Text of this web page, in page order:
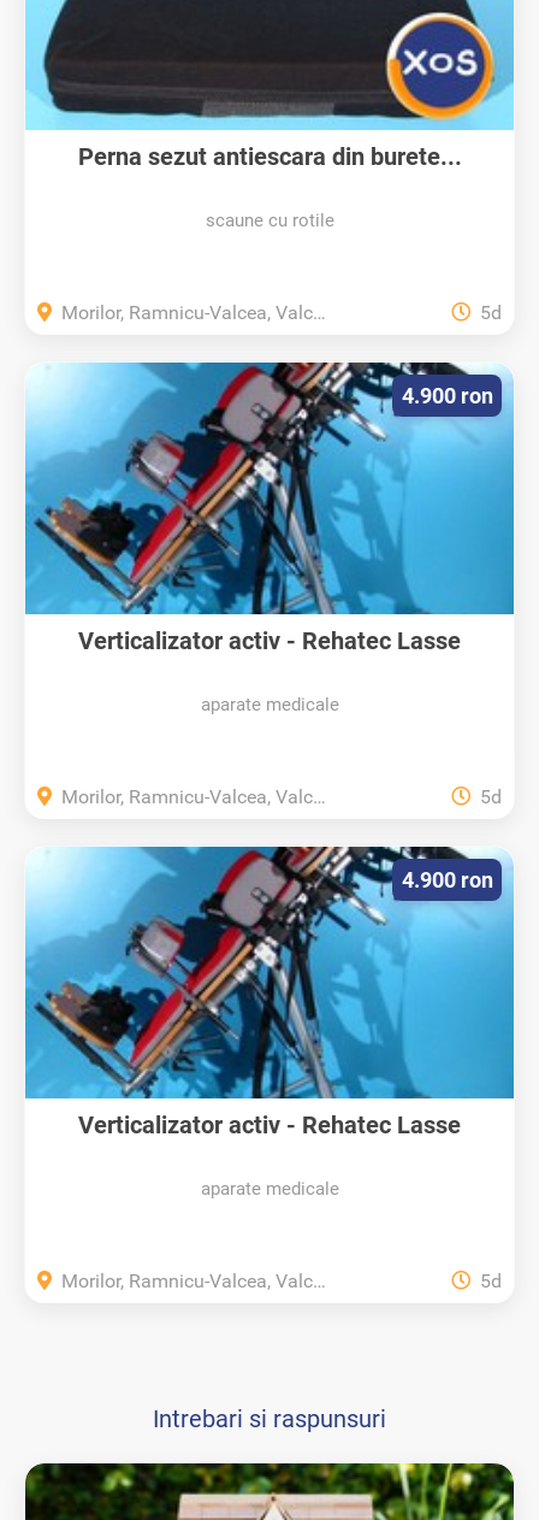
Perna sezut antiescara din burete...
scaune cu rotile
Morilor, Ramnicu-Valcea, Valcea 5d
Verticalizator activ - Rehatec Lasse
aparate medicale
4.900 ron
Morilor, Ramnicu-Valcea, Valcea 5d
Verticalizator activ - Rehatec Lasse
aparate medicale
4.900 ron
Morilor, Ramnicu-Valcea, Valcea 5d
Intrebari si raspunsuri